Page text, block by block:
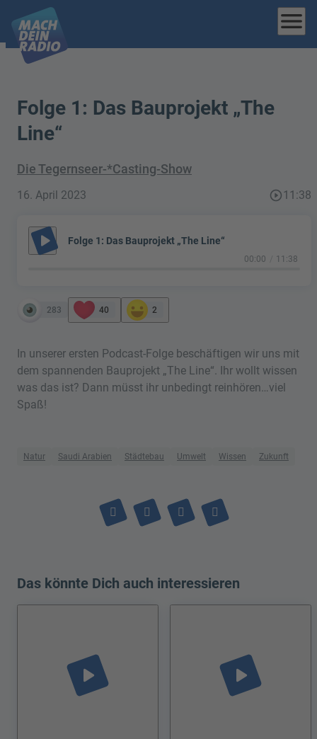
menu
Folge 1: Das Bauprojekt „The
Line“
Die Tegernseer-*Casting-Show
16. April 2023 play_circle_outline11:38
play_arrow Folge 1: Das Bauprojekt „The Line“
00:00 11:38
283 40 2
In unserer ersten Podcast-Folge beschäftigen wir uns mit
dem spannenden Bauprojekt „The Line“. Ihr wollt wissen
was das ist? Dann müsst ihr unbedingt reinhören…viel
Spaß!
Natur Saudi Arabien Städtebau Umwelt Wissen Zukunft
Das könnte Dich auch interessieren
play_arrow play_arrow